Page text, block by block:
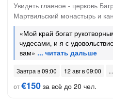
Увидеть главное - церковь
Мартвильский монастырь и
«Мой край богат
чудесами, и я с
вам»
Завтра в 09:00
12 авг в 09:00
от€150 за всё до 20 чел.